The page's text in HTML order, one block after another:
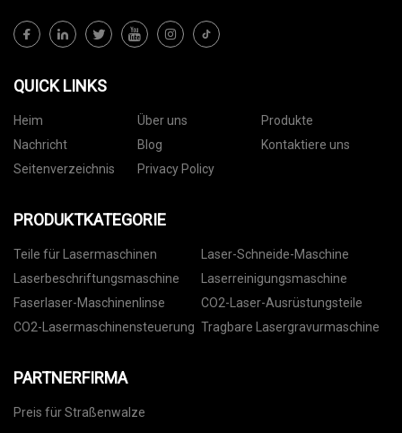
QUICK LINKS
Heim Über uns
Produkte
Nachricht
Blog
Kontaktiere uns
Seitenverzeichnis
Privacy Policy
PRODUKTKATEGORIE
Teile für Lasermaschinen
Laser-Schneide-Maschine
Laserbeschriftungsmaschine
Laserreinigungsmaschine
Faserlaser-Maschinenlinse
CO2-Laser-Ausrüstungsteile
CO2-Lasermaschinensteuerung Tragbare Lasergravurmaschine
PARTNERFIRMA
Preis für Straßenwalze